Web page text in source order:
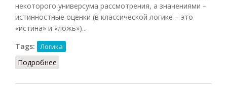
некоторого универсума рассмотрения, а значениями –
истинностные оценки (в классической логике – это
«истина» и «ложь»)...
Tags:
Логика
Подробнее